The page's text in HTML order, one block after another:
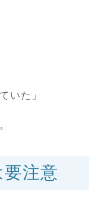
いた」
注意